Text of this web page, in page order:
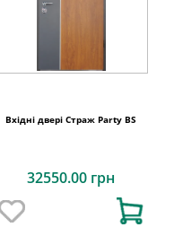
Вхідні двері Страж Party BS
32550.00 грн